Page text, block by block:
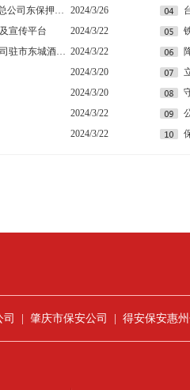
为经济“命脉”保驾护航——东莞市保安服务总公司东保押运有限公司管理工作侧记
2024/3/26
宣传平台
2024/3/22
英雄保安感动东莞——记东莞市保安服务公司驻市东城酒吧街保安员李韩龙 2024/3/22
2024/3/20
2024/3/20
2024/3/22
2024/3/22
肇庆市保安公司 得安保安惠州